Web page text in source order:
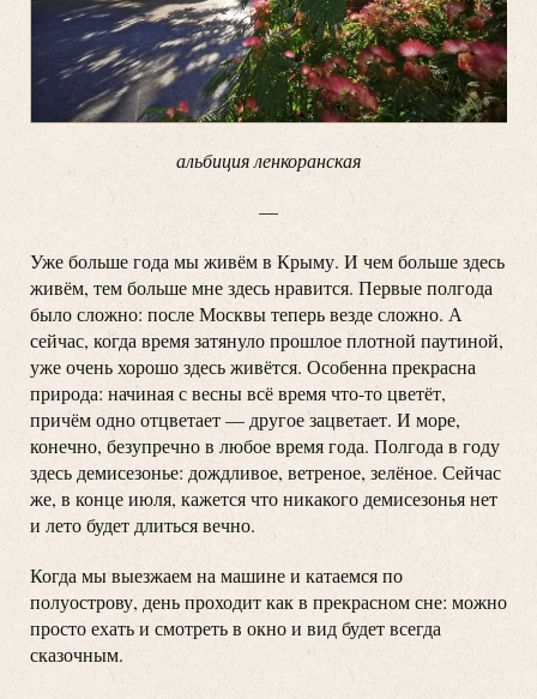
альбиция ленкоранская
—
Уже больше года мы живём в Крыму. И чем больше здесь
живём, тем больше мне здесь нравится. Первые полгода
было сложно: после Москвы теперь везде сложно. А
сейчас, когда время затянуло прошлое плотной паутиной,
уже очень хорошо здесь живётся. Особенна прекрасна
природа: начиная с весны всё время что-то цветёт,
причём одно отцветает — другое зацветает. И море,
конечно, безупречно в любое время года. Полгода в году
здесь демисезонье: дождливое, ветреное, зелёное. Сейчас
же, в конце июля, кажется что никакого демисезонья нет
и лето будет длиться вечно.
Когда мы выезжаем на машине и катаемся по
полуострову, день проходит как в прекрасном сне: можно
просто ехать и смотреть в окно и вид будет всегда
сказочным.